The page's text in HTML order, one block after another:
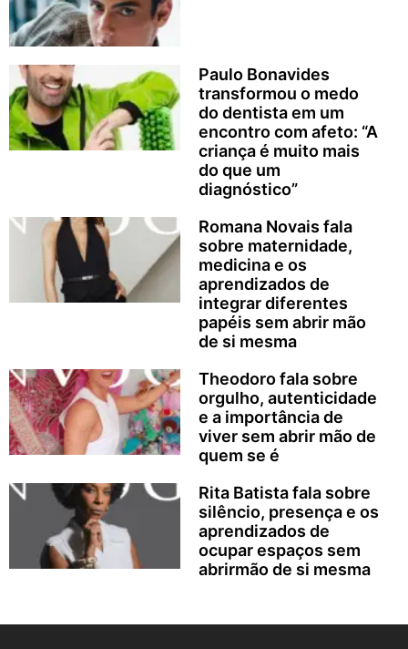
Paulo Bonavides
transformou o medo
do dentista em um
encontro com afeto: “A
criança é muito mais
do que um
diagnóstico”
Romana Novais fala
sobre maternidade,
medicina e os
aprendizados de
integrar diferentes
papéis sem abrir mão
de si mesma
Theodoro fala sobre
orgulho, autenticidade
e a importância de
viver sem abrir mão de
quem se é
Rita Batista fala sobre
silêncio, presença e os
aprendizados de
ocupar espaços sem
abrirmão de si mesma